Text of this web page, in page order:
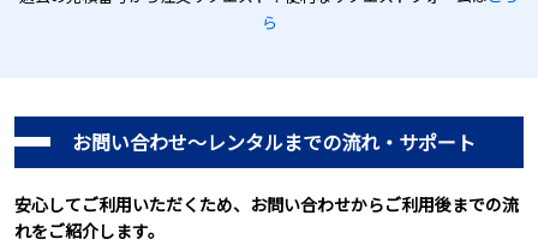
ら
お問い合わせ～レンタルまでの流れ・サポート
安心してご利用いただくため、お問い合わせからご利用後までの流
れをご紹介します。